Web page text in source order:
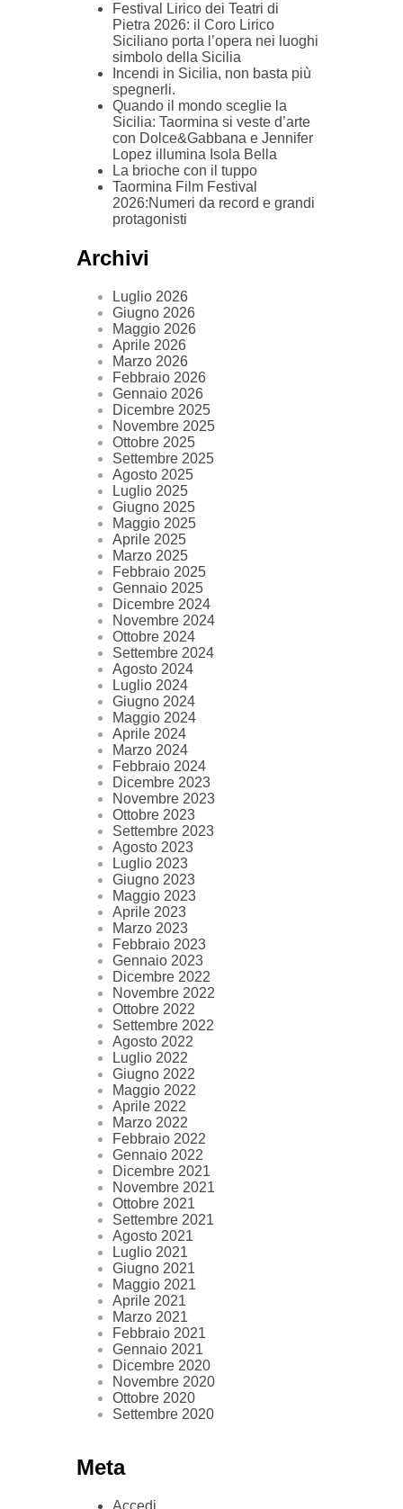
Festival Lirico dei Teatri di
Pietra 2026: il Coro Lirico
Siciliano porta l’opera nei luoghi
simbolo della Sicilia
Incendi in Sicilia, non basta più
spegnerli.
Quando il mondo sceglie la
Sicilia: Taormina si veste d’arte
con Dolce&Gabbana e Jennifer
Lopez illumina Isola Bella
La brioche con il tuppo
Taormina Film Festival
2026:Numeri da record e grandi
protagonisti
Archivi
Luglio 2026
Giugno 2026
Maggio 2026
Aprile 2026
Marzo 2026
Febbraio 2026
Gennaio 2026
Dicembre 2025
Novembre 2025
Ottobre 2025
Settembre 2025
Agosto 2025
Luglio 2025
Giugno 2025
Maggio 2025
Aprile 2025
Marzo 2025
Febbraio 2025
Gennaio 2025
Dicembre 2024
Novembre 2024
Ottobre 2024
Settembre 2024
Agosto 2024
Luglio 2024
Giugno 2024
Maggio 2024
Aprile 2024
Marzo 2024
Febbraio 2024
Dicembre 2023
Novembre 2023
Ottobre 2023
Settembre 2023
Agosto 2023
Luglio 2023
Giugno 2023
Maggio 2023
Aprile 2023
Marzo 2023
Febbraio 2023
Gennaio 2023
Dicembre 2022
Novembre 2022
Ottobre 2022
Settembre 2022
Agosto 2022
Luglio 2022
Giugno 2022
Maggio 2022
Aprile 2022
Marzo 2022
Febbraio 2022
Gennaio 2022
Dicembre 2021
Novembre 2021
Ottobre 2021
Settembre 2021
Agosto 2021
Luglio 2021
Giugno 2021
Maggio 2021
Aprile 2021
Marzo 2021
Febbraio 2021
Gennaio 2021
Dicembre 2020
Novembre 2020
Ottobre 2020
Settembre 2020
Meta
Accedi